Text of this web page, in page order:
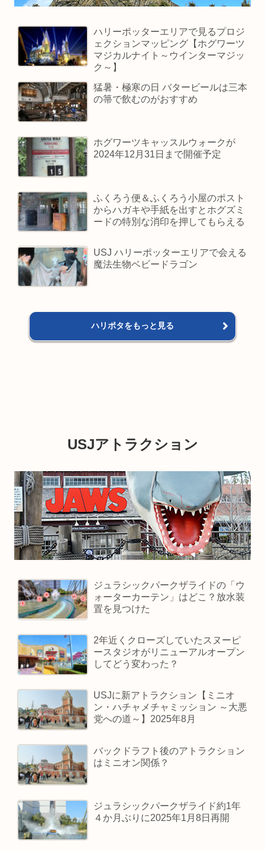
ハリーポッターエリアで見るプロジ
ェクションマッピング【ホグワーツ
マジカルナイト～ウインターマジッ
ク～】
猛暑・極寒の日 バタービールは三本
の箒で飲むのがおすすめ
ホグワーツキャッスルウォークが
2024年12月31日まで開催予定
ふくろう便＆ふくろう小屋のポスト
からハガキや手紙を出すとホグズミ
ードの特別な消印を押してもらえる
USJ ハリーポッターエリアで会える
魔法生物ベビードラゴン
ハリポタをもっと見る
USJアトラクション
ジュラシックパークザライドの「ウ
ォーターカーテン」はどこ？放水装
置を見つけた
2年近くクローズしていたスヌーピ
ースタジオがリニューアルオープン
してどう変わった？
USJに新アトラクション【ミニオ
ン・ハチャメチャミッション ～大悪
党への道～】2025年8月
バックドラフト後のアトラクション
はミニオン関係？
ジュラシックパークザライド約1年
４か月ぶりに2025年1月8日再開